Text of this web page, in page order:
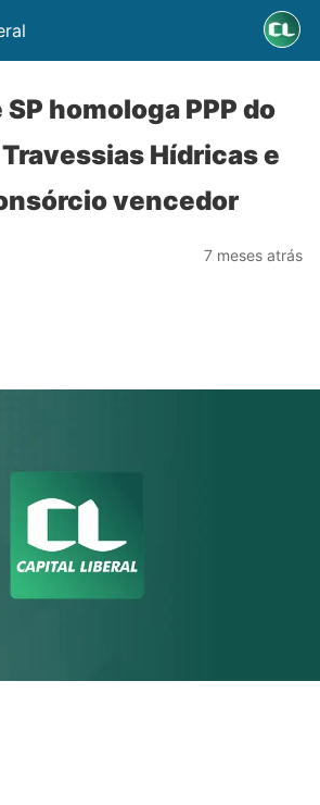
homologa PPP do
Hídricas e
vencedor
7 meses atrás